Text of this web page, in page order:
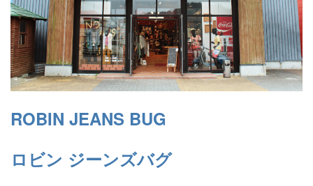
ROBIN JEANS BUG
ロビン ジーンズバグ